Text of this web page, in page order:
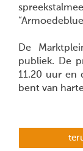
De
publiek. De
11.20 uur en
bent van